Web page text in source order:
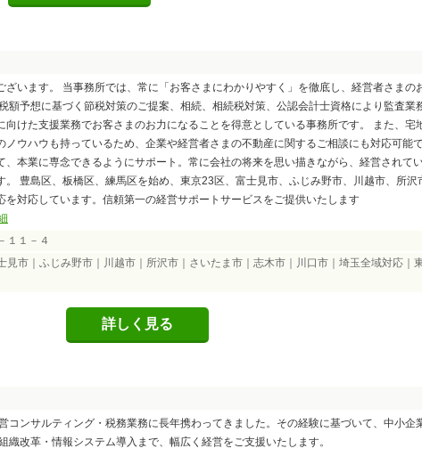
ざいます。 当事務所では、常に「お客さまにわかりやすく」を徹底し、経営者さまの
額予想に基づく節税対策のご提案、相続、相続税対策、公認会計士資格により監査業
けた支援業務でお客さまのお力になることを得意としている事務所です。 また、宅
ノウハウも持っているため、企業や経営者さまの不動産に関するご相談にも対応可能
本業に専念できるようにサポート。常に会社の将来を思い描きながら、経営されて
。 豊島区、板橋区、練馬区を始め、東京23区、富士見市、ふじみ野市、川越市、所沢
対応しています。信頼第一の経営サポートサービスをご提供いたします
１１－４
見市｜ふじみ野市｜川越市｜所沢市｜さいたま市｜志木市｜川口市｜埼玉全域対応｜
詳しく見る
ンサルティング・税務業務に長年携わってきました。その経験に基づいて、中小企
改革・情報システム導入まで、幅広く経営をご支援いたします。